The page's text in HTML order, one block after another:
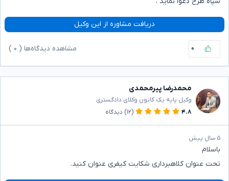
دریافت مشاوره از این وکیل
۰ مشاهده دیدگاه‌ها ( ۰
محمدرضا پیرمحمدی
وکیل پایه یک کانون وکلای دادگستری
۴.۸
(۱۲) دیدگاه
۵ سال پیش
باسلام
تحت عنوان کلاهبرداری شکایت کیفری عنوان کنید.